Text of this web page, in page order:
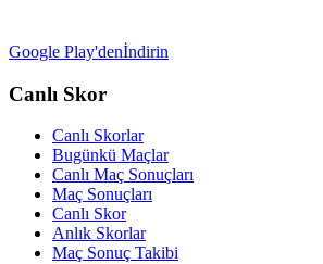
Google Play'denİndirin
Canlı Skor
Canlı Skorlar
Bugünkü Maçlar
Canlı Maç Sonuçları
Maç Sonuçları
Canlı Skor
Anlık Skorlar
Maç Sonuç Takibi